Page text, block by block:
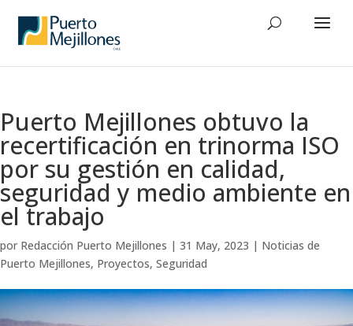
Puerto Mejillones obtuvo la
recertificación en trinorma ISO
por su gestión en calidad,
seguridad y medio ambiente en
el trabajo
por Redacción Puerto Mejillones | 31 May, 2023 | Noticias de
Puerto Mejillones, Proyectos, Seguridad